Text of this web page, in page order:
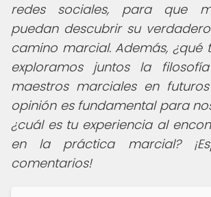
redes sociales, para que
puedan descubrir su
camino marcial. Además, ¿qué
exploramos juntos la
maestros marciales en
opinión es fundamental para
¿cuál es tu experiencia al
en la práctica marcial?
comentarios!